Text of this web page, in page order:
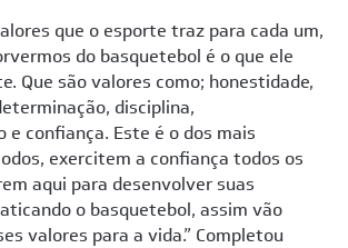
que o esporte traz para cada um,
do basquetebol é o que ele
Que são valores como; honestidade,
disciplina,
e confiança. Este é o dos mais
exercitem a confiança todos os
aqui para desenvolver suas
o basquetebol, assim vão
valores para a vida.” Completou